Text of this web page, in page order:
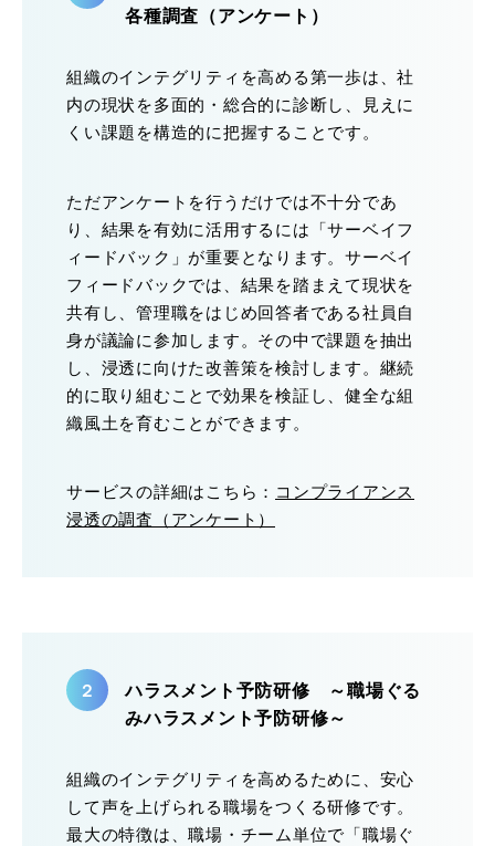
各種調査（アンケート）
組織のインテグリティを高める第一歩は、社
内の現状を多面的・総合的に診断し、見えに
くい課題を構造的に把握することです。
ただアンケートを行うだけでは不十分であ
り、結果を有効に活用するには「サーベイフ
ィードバック」が重要となります。サーベイ
フィードバックでは、結果を踏まえて現状を
共有し、管理職をはじめ回答者である社員自
身が議論に参加します。その中で課題を抽出
し、浸透に向けた改善策を検討します。継続
的に取り組むことで効果を検証し、健全な組
織風土を育むことができます。
サービスの詳細はこちら： コンプライアンス
浸透の調査（アンケート）
ハラスメント予防研修 ～職場ぐる
みハラスメント予防研修～
組織のインテグリティを高めるために、安心
して声を上げられる職場をつくる研修です。
最大の特徴は、職場・チーム単位で「職場ぐ